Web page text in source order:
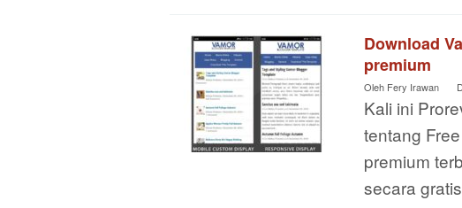
Download
premium
Oleh Fery Irawan
Kali ini
tentang
premium
secara